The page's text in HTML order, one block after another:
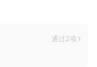
通过2项